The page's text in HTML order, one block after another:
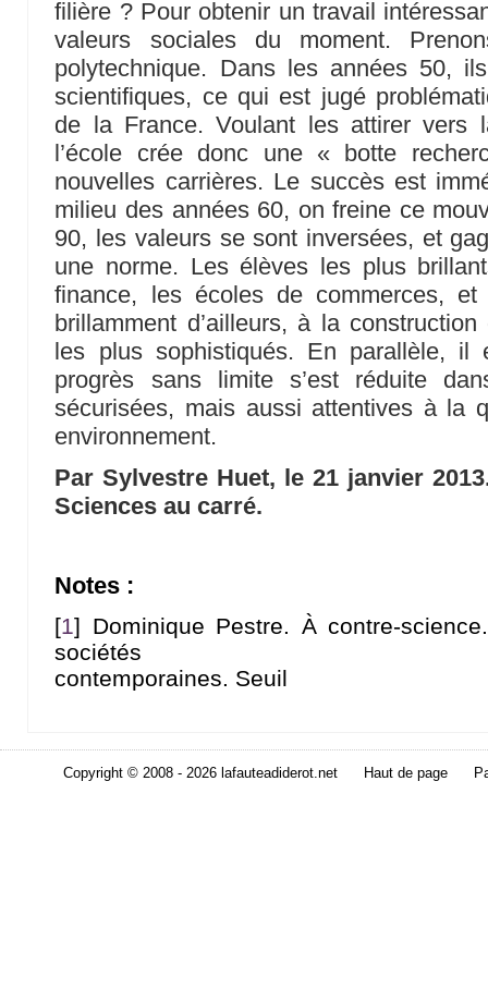
filière ? Pour obtenir un travail
valeurs sociales du moment.
polytechnique. Dans les années 50,
scientifiques, ce qui est jugé
de la France. Voulant les attirer vers
l’école crée donc une « botte
nouvelles carrières. Le succès est
milieu des années 60, on freine ce
90, les valeurs se sont inversées, et
une norme. Les élèves les plus
finance, les écoles de commerces, et
brillamment d’ailleurs, à la
les plus sophistiqués. En parallèle, il
progrès sans limite s’est réduite
sécurisées, mais aussi attentives à la
environnement.
Par Sylvestre Huet, le 21 janvier
Sciences au carré.
Notes :
[1] Dominique Pestre. À contre-
sociétés
contemporaines. Seuil
Copyright © 2008 - 2026 lafauteadiderot.net Haut de page